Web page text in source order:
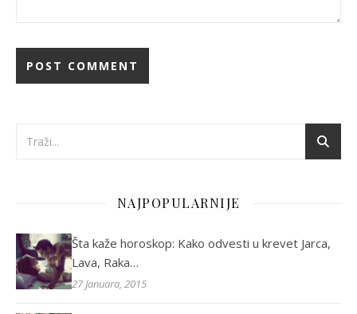
NAJPOPULARNIJE
Šta kaže horoskop: Kako odvesti u krevet Jarca,
Lava, Raka…
27 Januara, 2015